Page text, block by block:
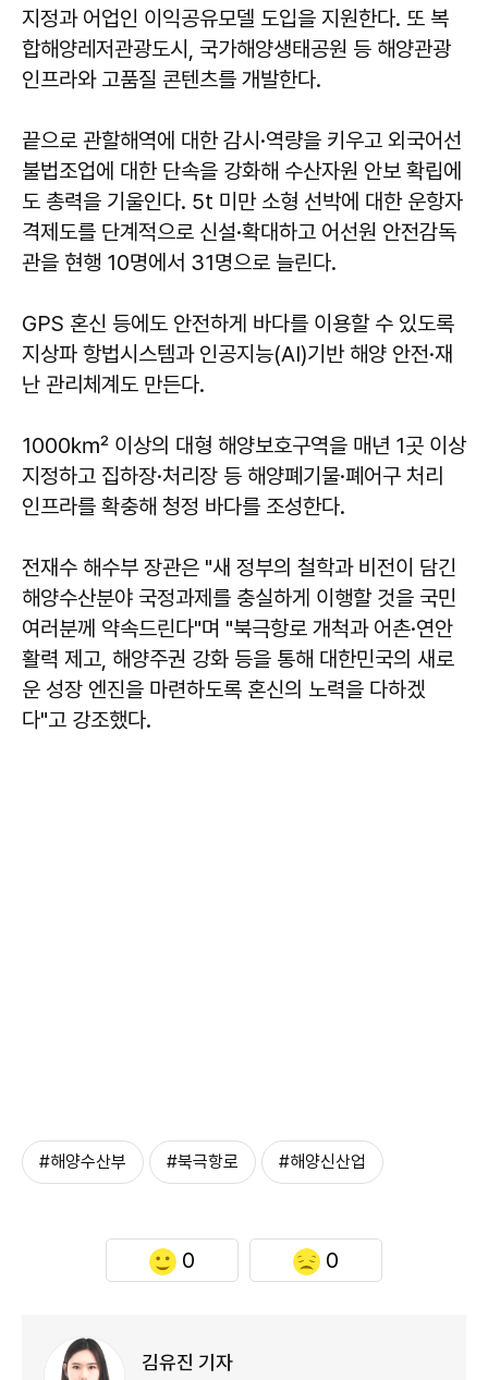
지정과 어업인 이익공유모델 도입을 지원한다. 또 복
합해양레저관광도시, 국가해양생태공원 등 해양관광
인프라와 고품질 콘텐츠를 개발한다.
끝으로 관할해역에 대한 감시·역량을 키우고 외국어선
불법조업에 대한 단속을 강화해 수산자원 안보 확립에
도 총력을 기울인다. 5t 미만 소형 선박에 대한 운항자
격제도를 단계적으로 신설·확대하고 어선원 안전감독
관을 현행 10명에서 31명으로 늘린다.
GPS 혼신 등에도 안전하게 바다를 이용할 수 있도록
지상파 항법시스템과 인공지능(AI)기반 해양 안전·재
난 관리체계도 만든다.
1000㎢ 이상의 대형 해양보호구역을 매년 1곳 이상
지정하고 집하장·처리장 등 해양폐기물·폐어구 처리
인프라를 확충해 청정 바다를 조성한다.
전재수 해수부 장관은 "새 정부의 철학과 비전이 담긴
해양수산분야 국정과제를 충실하게 이행할 것을 국민
여러분께 약속드린다"며 "북극항로 개척과 어촌·연안
활력 제고, 해양주권 강화 등을 통해 대한민국의 새로
운 성장 엔진을 마련하도록 혼신의 노력을 다하겠
다"고 강조했다.
#해양수산부 #북극항로 #해양신산업
0 0
김유진 기자